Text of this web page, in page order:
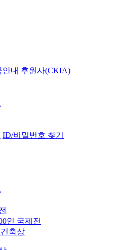
안내 후원사(CKIA)
ID/비밀번호 찾기
인 국제전
축상